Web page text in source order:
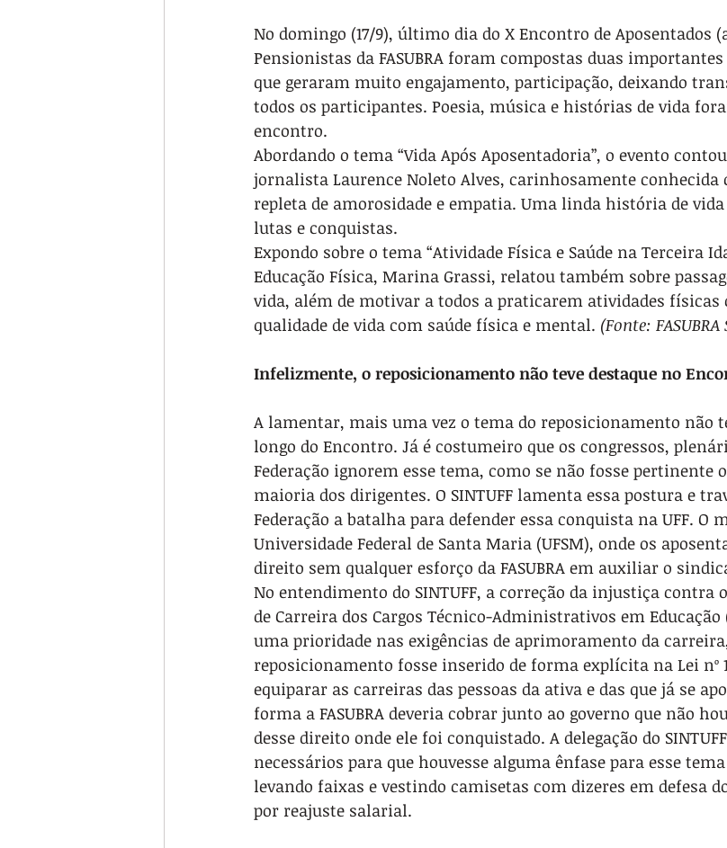
No domingo (17/9), último dia do X Encontro de Aposentados
Pensionistas da FASUBRA foram compostas duas
que geraram muito engajamento, participação, deixando
todos os participantes. Poesia, música e histórias de vida
encontro.
Abordando o tema “Vida Após Aposentadoria”, o evento
jornalista Laurence Noleto Alves, carinhosamente conhecida
repleta de amorosidade e empatia. Uma linda história de
lutas e conquistas.
Expondo sobre o tema “Atividade Física e Saúde na Terceira
Educação Física, Marina Grassi, relatou também sobre
vida, além de motivar a todos a praticarem atividades
qualidade de vida com saúde física e mental. (Fonte:
Infelizmente, o reposicionamento não teve destaque no
A lamentar, mais uma vez o tema do reposicionamento não
longo do Encontro. Já é costumeiro que os congressos,
Federação ignorem esse tema, como se não fosse pertinente
maioria dos dirigentes. O SINTUFF lamenta essa postura e
Federação a batalha para defender essa conquista na UFF. O
Universidade Federal de Santa Maria (UFSM), onde os
direito sem qualquer esforço da FASUBRA em auxiliar o
No entendimento do SINTUFF, a correção da injustiça contra
de Carreira dos Cargos Técnico-Administrativos em Educação
uma prioridade nas exigências de aprimoramento da
reposicionamento fosse inserido de forma explícita na Lei nº
equiparar as carreiras das pessoas da ativa e das que já se
forma a FASUBRA deveria cobrar junto ao governo que não
desse direito onde ele foi conquistado. A delegação do
necessários para que houvesse alguma ênfase para esse
levando faixas e vestindo camisetas com dizeres em defesa
por reajuste salarial.